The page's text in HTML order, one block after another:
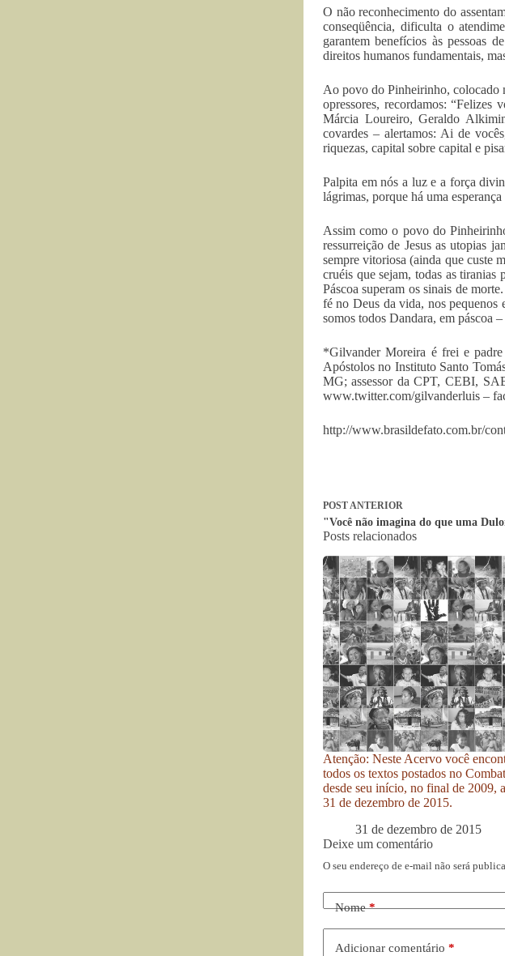
O não reconhecimento do
conseqüência, dificulta o
garantem benefícios às pessoas
direitos humanos fundamentais,
Ao povo do Pinheirinho, colocado
opressores, recordamos: “Felizes
Márcia Loureiro, Geraldo
covardes – alertamos: Ai de
riquezas, capital sobre capital e
Palpita em nós a luz e a força
lágrimas, porque há uma
Assim como o povo do
ressurreição de Jesus as utopias
sempre vitoriosa (ainda que custe
cruéis que sejam, todas as tiranias
Páscoa superam os sinais de
fé no Deus da vida, nos pequenos
somos todos Dandara, em páscoa
*Gilvander Moreira é frei e
Apóstolos no Instituto Santo
MG; assessor da CPT, CEBI,
www.twitter.com/gilvanderluis –
http://www.brasildefato.com.br/
POSTANTERIOR
"Você não imagina do que uma
Posts relacionados
Atenção: Neste Acervo você
todos os textos postados no
desde seu início, no final de 2009,
31 de dezembro de 2015.
31 de dezembro de 2015
Deixe um comentário
O seu endereço de e-mail não será
Nome*
Adicionar comentário *